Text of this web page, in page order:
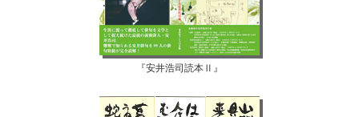
『安井浩司読本Ⅱ』